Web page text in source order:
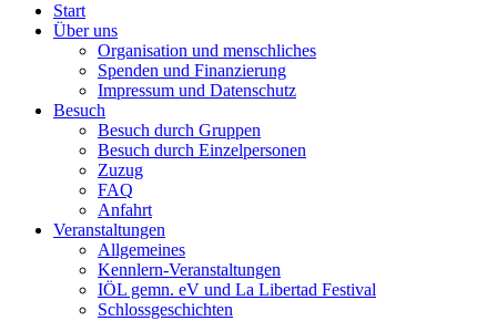
Start
Über uns
Organisation und menschliches
Spenden und Finanzierung
Impressum und Datenschutz
Besuch
Besuch durch Gruppen
Besuch durch Einzelpersonen
Zuzug
FAQ
Anfahrt
Veranstaltungen
Allgemeines
Kennlern-Veranstaltungen
IÖL gemn. eV und La Libertad Festival
Schlossgeschichten